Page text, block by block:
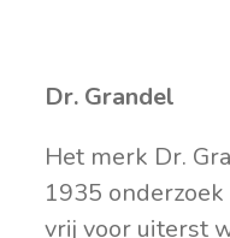
Dr. Grandel
Het merk Dr.
1935
vrij voor uiterst